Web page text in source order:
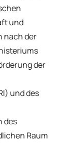
und
nach der
der
und des
des
Raum